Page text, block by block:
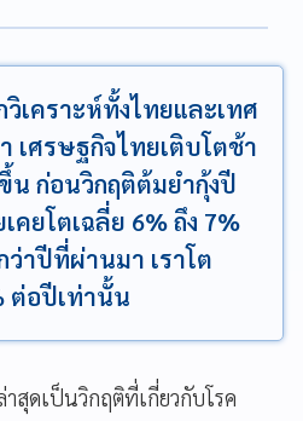
เคราะห์ทั้งไทยและเทศ
เศรษฐกิจไทยเติบโตช้า
น ก่อนวิกฤติต้มยำกุ้งปี
คยโตเฉลี่ย 6% ถึง 7%
าปีที่ผ่านมา เราโต
ต่อปีเท่านั้น
าสุดเป็นวิกฤติที่เกี่ยวกับโรค